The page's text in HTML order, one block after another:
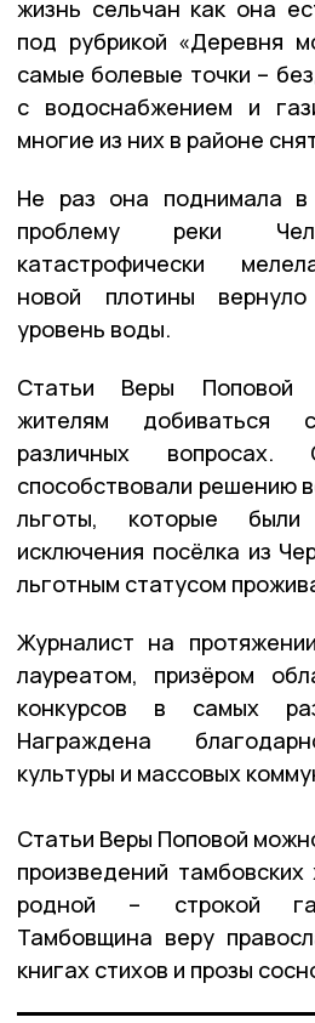
жизнь сельчан как она
под рубрикой «Деревня
самые болевые точки –
с водоснабжением и
многие из них в районе
Не раз она поднимала в
проблему реки
катастрофически
новой плотины
уровень воды.
Статьи Веры Поповой
жителям добиваться
различных
способствовали решению
льготы, которые
исключения посёлка из
льготным статусом
Журналист на
лауреатом, призёром
конкурсов в самых
Награждена
культуры и массовых
Статьи Веры Поповой
произведений
родной – строкой
Тамбовщина веру
книгах стихов и прозы